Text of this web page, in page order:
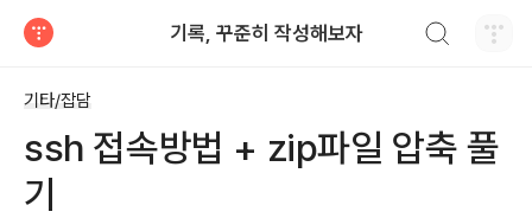
기록, 꾸준히 작성해보자
기타/잡담
ssh 접속방법 + zip파일 압축 풀
기